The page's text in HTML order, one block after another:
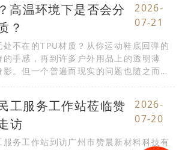
高温环境下是否会分
？
2026-
07-21
不在的TPU材质？从你运动鞋底回弹的
手感，再到许多户外用品上的透明薄
。但一个普遍而现实的问题也随之而
工服务工作站莅临赞
访
2026-
07-20
务工作站到访广州市赞晨新材料科技有